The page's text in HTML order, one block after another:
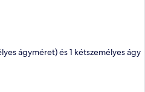
ágyméret) és 1 kétszemélyes ágy